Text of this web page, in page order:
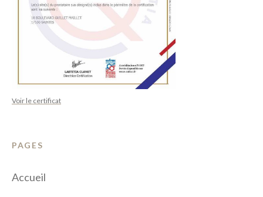
Voir le certificat
PAGES
Accueil